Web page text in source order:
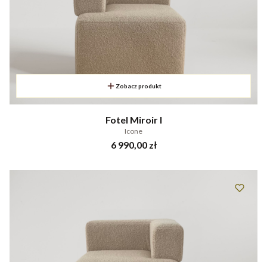
Zobacz produkt
Fotel Miroir I
Icone
Cena
6 990,00 zł